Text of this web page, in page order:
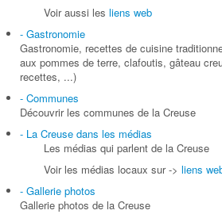
Voir aussi les liens web
- Gastronomie
Gastronomie, recettes de cuisine
aux pommes de terre, clafoutis, gâteau
recettes, ...)
- Communes
Découvrir les communes de la Creuse
- La Creuse dans les médias
Les médias qui parlent de la Creuse
Voir les médias locaux sur -> liens
- Gallerie photos
Gallerie photos de la Creuse